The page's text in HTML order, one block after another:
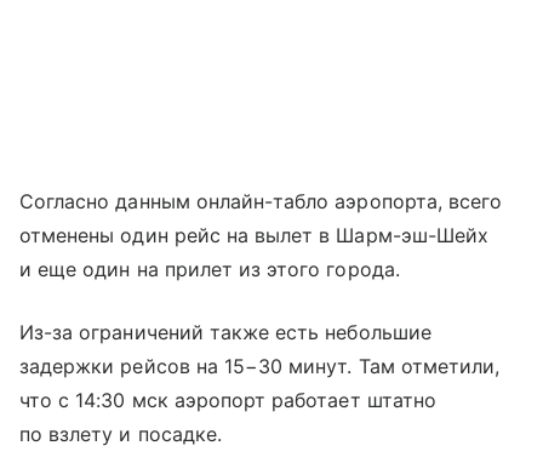
Согласно данным онлайн-табло аэропорта, всего
отменены один рейс на вылет в Шарм-эш-Шейх
и еще один на прилет из этого города.
Из-за ограничений также есть небольшие
задержки рейсов на 15−30 минут. Там отметили,
что с 14:30 мск аэропорт работает штатно
по взлету и посадке.